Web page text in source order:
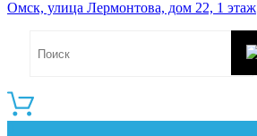
Омск, улица Лермонтова, дом 22, 1 этаж